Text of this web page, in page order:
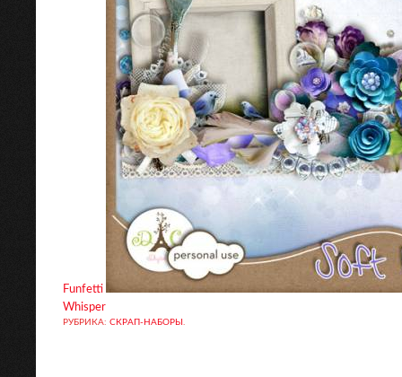
Funfetti
Whisper
РУБРИКА: СКРАП-НАБОРЫ .